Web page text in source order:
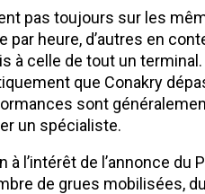
pas toujours sur les
heure, d’autres en
à celle de tout un terminal.
que Conakry
sont
un spécialiste.
l’intérêt de l’annonce du
de grues mobilisées,